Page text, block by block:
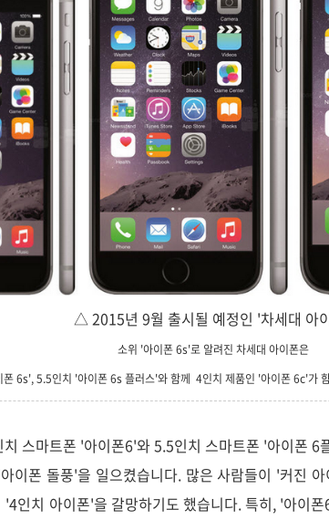
△ 2015년 9월 출시될 예정인 '차세대 아
소위 '아이폰 6s'로 알려진 차세대 아이폰은
6s', 5.5인치 '아이폰 6s 플러스'와 함께 4인치 제품인 '아이폰 6c'가
치 스마트폰 '아이폰6'와 5.5인치 스마트폰 '아이폰
이폰 돌풍'을 일으켰습니다. 많은 사람들이 '커진
'4인치 아이폰'을 갈망하기도 했습니다. 특히, '아이